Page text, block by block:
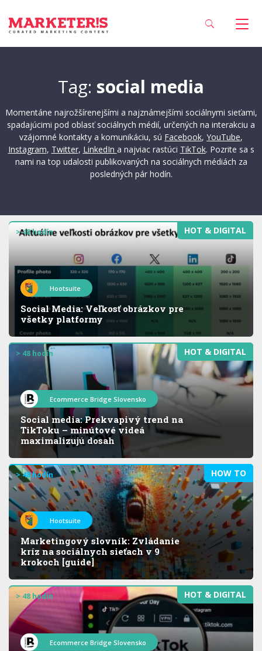
Tag: social media
Momentáne najrožšírenejšími a najznámejšími sociálnymi sieťami,
spadajúcimi pod oblasť sociálnych médií, určených na interakciu a
vzájomné kontakty a komunikáciu, sú Facebook, YouTube,
Instagram, Twitter, LinkedIn a najviac rastúci TikTok. Pozrite sa s
nami na top udalosti publikovaných na sociálnych médiách za
posledných pár hodín.
HOT & DIGITAL
> 48 hodín
Hootsuite
Social Media: Veľkosť obrázkov pre
všetky platformy
HOT & DIGITAL
> 48 hodín
Ecommerce Bridge Slovensko
Social media: Prekvapivý trend na
TikToku – minútové videá
maximalizujú dosah
HOW TO
> 48 hodín
Hootsuite
Marketingový slovník: Zvládanie
kríz na sociálnych sieťach v 9
krokoch [guide]
HOT & DIGITAL
> 48 hodín
Ecommerce Bridge Slovensko